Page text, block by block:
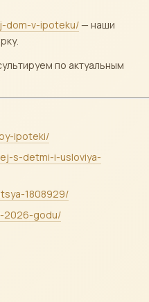
dom-v-ipoteku/— наши
по актуальным
ipoteki/
s-detmi-i-usloviya-
1808929/
2026-godu/